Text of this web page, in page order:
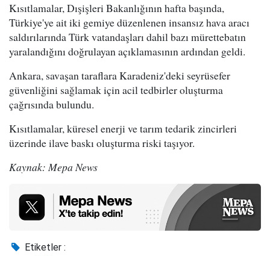
Kısıtlamalar, Dışişleri Bakanlığının hafta başında,
Türkiye'ye ait iki gemiye düzenlenen insansız hava aracı
saldırılarında Türk vatandaşları dahil bazı mürettebatın
yaralandığını doğrulayan açıklamasının ardından geldi.
Ankara, savaşan taraflara Karadeniz'deki seyrüsefer
güvenliğini sağlamak için acil tedbirler oluşturma
çağrısında bulundu.
Kısıtlamalar, küresel enerji ve tarım tedarik zincirleri
üzerinde ilave baskı oluşturma riski taşıyor.
Kaynak: Mepa News
Etiketler :